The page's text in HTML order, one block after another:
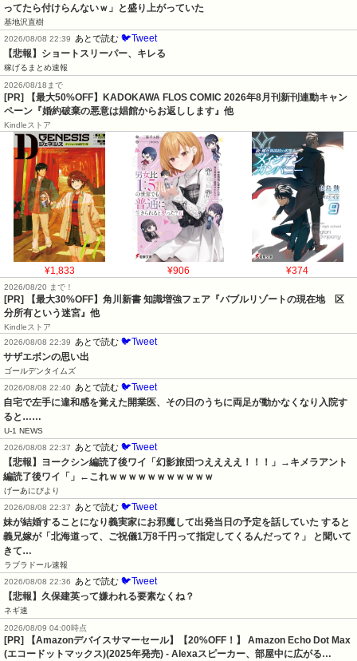
ってたら付けらんないｗ」と盛り上がっていた
基地沢直樹
2026/08/08 22:39
あとで読む 🐦Tweet
【悲報】ショートスリーパー、キレる
稼げるまとめ速報
2026/08/18まで
[PR] 【最大50%OFF】KADOKAWA FLOS COMIC 2026年8月刊新刊連動キャン
ペーン『婚約破棄の悪意は娼館からお返しします』他
Kindleストア
¥1,833 ¥906 ¥374
2026/08/20 まで！
[PR]
【最大30%OFF】角川新書 知識増強フェア『バブルリゾートの現在地 区
分所有という迷宮』他
Kindleストア
2026/08/08 22:39
あとで読む 🐦Tweet
サザエボンの思い出
ゴールデンタイムズ
2026/08/08 22:40
あとで読む 🐦Tweet
自宅で左手に違和感を覚えた開業医、その日のうちに両足が動かなくなり入院す
ると……
U-1 NEWS
2026/08/08 22:37
あとで読む 🐦Tweet
【悲報】ヨークシン編読了後ワイ「幻影旅団つええええ！！！」→キメラアント
編読了後ワイ「」←これｗｗｗｗｗｗｗｗｗｗｗ
げーあにびより
2026/08/08 22:37
あとで読む 🐦Tweet
妹が結婚することになり義実家にお邪魔して出発当日の予定を話していた すると
義兄嫁が「北海道って、ご祝儀1万8千円って指定してくるんだって？」 と聞いて
きて…
ラブラドール速報
2026/08/08 22:36
あとで読む 🐦Tweet
【悲報】久保建英って嫌われる要素なくね？
ネギ速
2026/08/09 04:00時点
[PR] 【Amazonデバイスサマーセール】【20%OFF！】 Amazon Echo Dot Max
(エコードットマックス)(2025年発売) - Alexaスピーカー、部屋中に広がる…